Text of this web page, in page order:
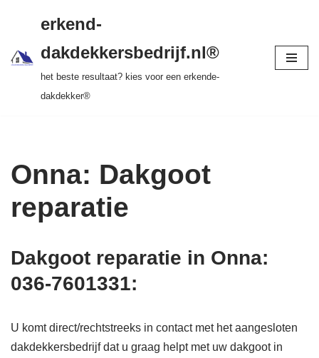
naar
inhoud
tot 20 jr garantie > SKEV erkend
erkend-
dakdekkersbedrijf.nl®
het beste resultaat? kies voor een erkende-
dakdekker®
Onna: Dakgoot
reparatie
Dakgoot reparatie in Onna:
036-7601331:
U komt direct/rechtstreeks in contact met het aangesloten
dakdekkersbedrijf dat u graag helpt met uw dakgoot in